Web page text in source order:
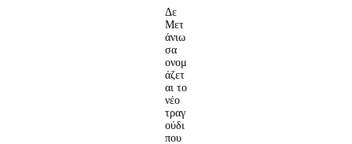
Δε
Μετ
άνιω
σα
ονομ
άζετ
αι το
νέο
τραγ
ούδι
που